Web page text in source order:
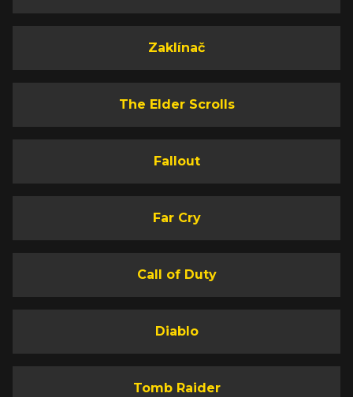
Zaklínač
The Elder Scrolls
Fallout
Far Cry
Call of Duty
Diablo
Tomb Raider